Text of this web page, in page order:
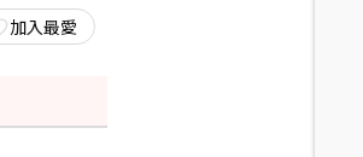
加入最愛